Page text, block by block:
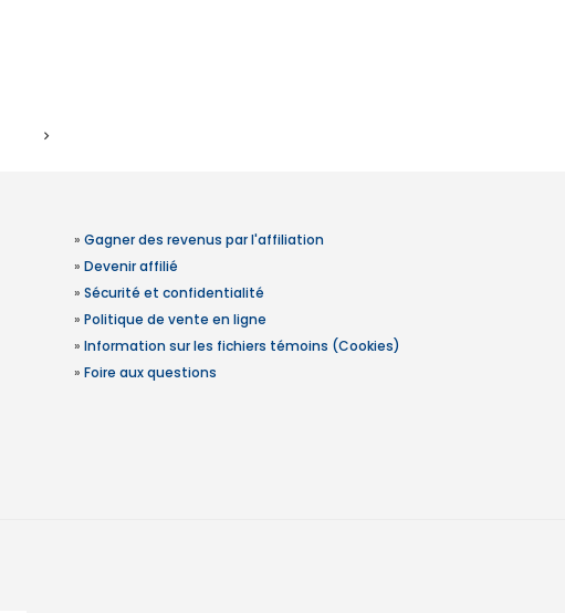
» Gagner des revenus par l'affiliation
» Devenir affilié
» Sécurité et confidentialité
» Politique de vente en ligne
» Information sur les fichiers témoins (Cookies)
» Foire aux questions